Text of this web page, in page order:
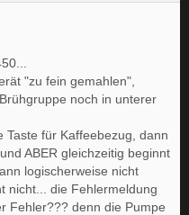
"zu fein gemahlen",
noch in unterer
Taste für Kaffeebezug, dann
ABER gleichzeitig beginnt
logischerweise nicht
nicht... die Fehlermeldung
Fehler??? denn die Pumpe